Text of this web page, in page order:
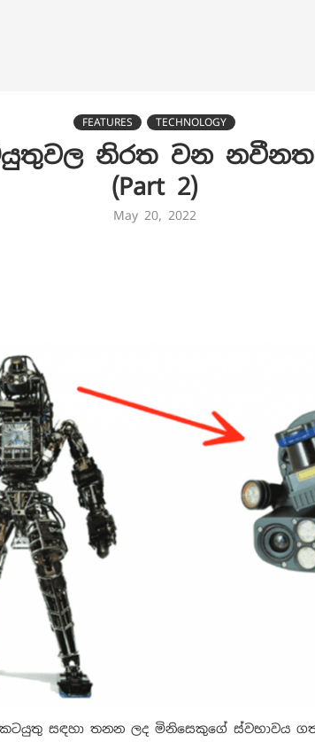
FEATURES TECHNOLOGY
නිරත වන
(Part 2)
May 20, 2022
කටයුතු සඳහා තනන ලද මිනිසෙකුගේ ස්වභාවය